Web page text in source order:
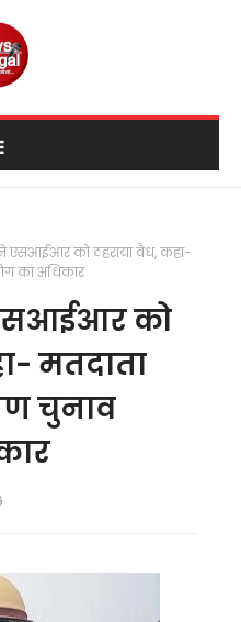
ने एसआईआर को ठहराया वैध, कहा-
का अधिकार
एसआईआर को
मतदाता
चुनाव